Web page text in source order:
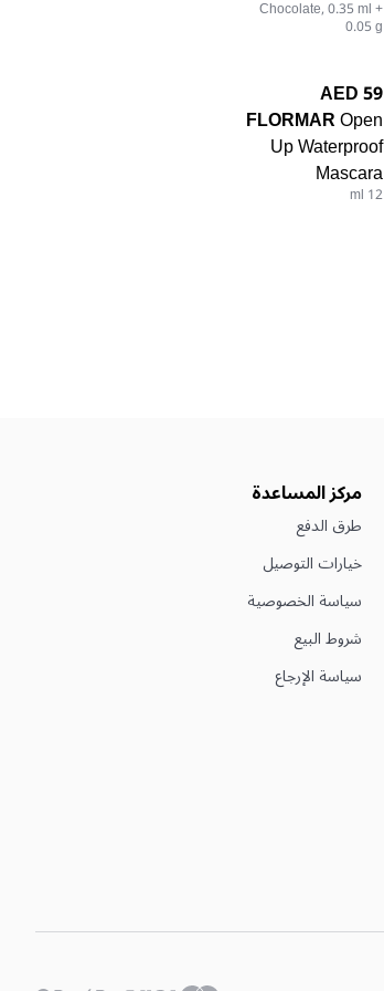
Chocolate, 0.35 ml +
0.05 g
59 AED
FLORMAROpen
Up Waterproof
Mascara
12 ml
مركز المساعدة
طرق الدفع
خيارات التوصيل
سياسة الخصوصية
شروط البيع
سياسة الإرجاع